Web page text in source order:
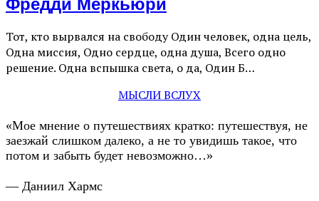
Фредди Меркьюри
Тот, кто вырвался на свободу Один человек, одна цель,
Одна миссия, Одно сердце, одна душа, Всего одно
решение. Одна вспышка света, о да, Один Б…
МЫСЛИ ВСЛУХ
«Мое мнение о путешествиях кратко: путешествуя, не
заезжай слишком далеко, а не то увидишь такое, что
потом и забыть будет невозможно…»
— Даниил Хармс